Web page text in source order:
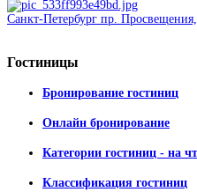
Санкт-Петербург пр.
Гостиницы
Бронирование гостиниц
Онлайн бронирование
Категории гостиниц - на
Классификация гостиниц